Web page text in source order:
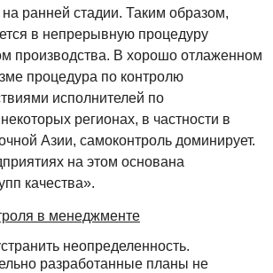
ранней стадии. Таким образом,
в непрерывную процедуру
производства. В хорошо отлаженном
процедура по контролю
исполнителей по
регионах, в частности в
Азии, самоконтроль доминирует.
на этом основана
качества».
в менеджменте
неопределенность.
разработанные планы не